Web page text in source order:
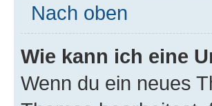
Nach oben
Wie kann ich eine
Wenn du ein neues